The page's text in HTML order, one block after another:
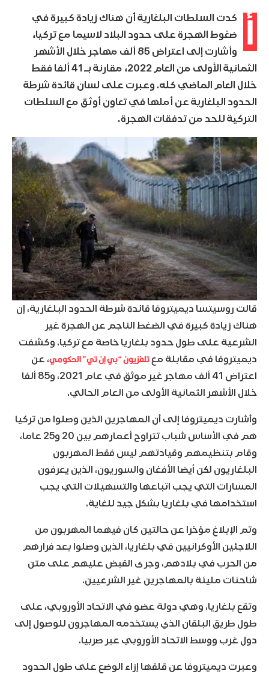
أ
كدت السلطات البلغارية أن هناك زيادة كبيرة في
ضغوط الهجرة على حدود البلاد لاسيما مع تركيا،
وأشارت إلى اعتراض 85 ألف مهاجر خلال الأشهر
الثمانية الأولى من العام 2022، مقارنة بـ 41 ألفا فقط
خلال العام الماضي كله. وعبرت على لسان قائدة شرطة
الحدود البلغارية عن أملها في تعاون أوثق مع السلطات
التركية للحد من تدفقات الهجرة.
قالت روسيتسا ديميتروفا قائدة شرطة الحدود البلغارية، إن
هناك زيادة كبيرة في الضغط الناجم عن الهجرة غير
الشرعية على طول حدود بلغاريا خاصة مع تركيا. وكشفت
ديميتروفا في مقابلة مع تلفزيون “بي إن تي” الحكومي، عن
اعتراض 41 ألف مهاجر غير موثق في عام 2021، و85 ألفا
خلال الأشهر الثمانية الأولى من العام الحالي.
وأشارت ديميتروفا إلى أن المهاجرين الذين وصلوا من تركيا
هم في الأساس شباب تتراوح أعمارهم بين 20 و25 عاما،
وقام بتنظيمهم وقيادتهم ليس فقط المهربون
البلغاريون لكن أيضا الأفغان والسوريون، الذين يعرفون
المسارات التي يجب اتباعها والتسهيلات التي يجب
استخدامها في بلغاريا بشكل جيد للغاية.
وتم الإبلاغ مؤخرا عن حالتين كان فيهما المهربون من
اللاجئين الأوكرانيين في بلغاريا، الذين وصلوا بعد فرارهم
من الحرب في بلادهم، وجرى القبض عليهم على متن
شاحنات مليئة بالمهاجرين غير الشرعيين.
وتقع بلغاريا، وهي دولة عضو في الاتحاد الأوروبي، على
طول طريق البلقان الذي يستخدمه المهاجرون للوصول إلى
دول غرب ووسط الاتحاد الأوروبي عبر صربيا.
وعبرت ديميتروفا عن قلقها إزاء الوضع على طول الحدود